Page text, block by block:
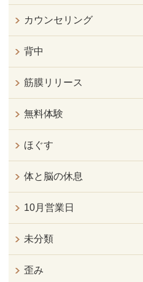
カウンセリング
背中
筋膜リリース
無料体験
ほぐす
体と脳の休息
10月営業日
未分類
歪み